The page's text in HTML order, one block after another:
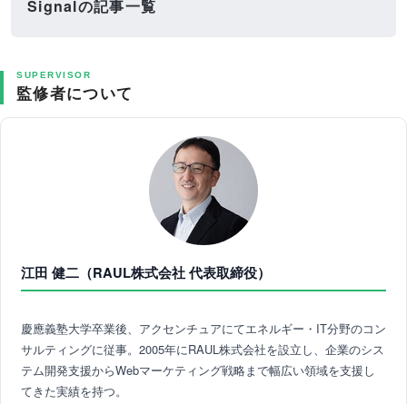
Signalの記事一覧
SUPERVISOR
監修者について
江田 健二（RAUL株式会社 代表取締役）
慶應義塾大学卒業後、アクセンチュアにてエネルギー・IT分野のコン
サルティングに従事。2005年にRAUL株式会社を設立し、企業のシス
テム開発支援からWebマーケティング戦略まで幅広い領域を支援し
てきた実績を持つ。